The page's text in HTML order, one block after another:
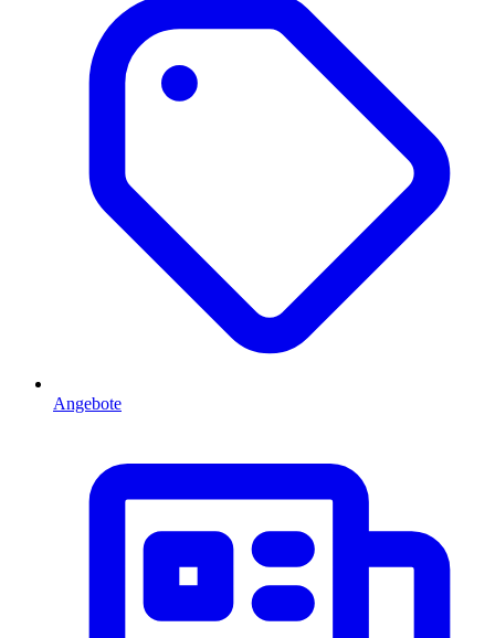
Angebote